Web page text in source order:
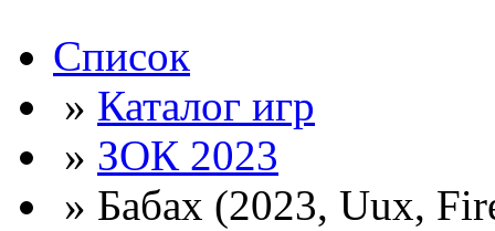
Список
» Каталог игр
» ЗОК 2023
» Бабах (2023, Uux,